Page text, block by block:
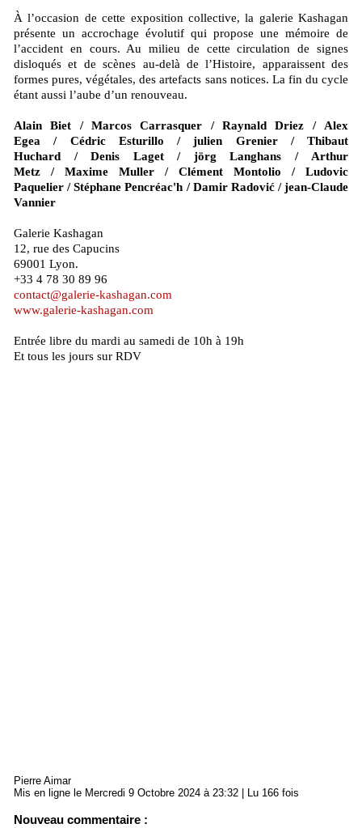
À l’occasion de cette exposition collective, la galerie Kashagan
présente un accrochage évolutif qui propose une mémoire de
l’accident en cours. Au milieu de cette circulation de signes
disloqués et de scènes au-delà de l’Histoire, apparaissent des
formes pures, végétales, des artefacts sans notices. La fin du cycle
étant aussi l’aube d’un renouveau.
Alain Biet / Marcos Carrasquer / Raynald Driez / Alex
Egea / Cédric Esturillo / julien Grenier / Thibaut
Huchard / Denis Laget / jörg Langhans / Arthur
Metz / Maxime Muller / Clément Montolio / Ludovic
Paquelier / Stéphane Pencréac'h / Damir Radović / jean-Claude
Vannier
Galerie Kashagan
12, rue des Capucins
69001 Lyon.
+33 4 78 30 89 96
contact@galerie-kashagan.com
www.galerie-kashagan.com
Entrée libre du mardi au samedi de 10h à 19h
Et tous les jours sur RDV
Pierre Aimar
Mis en ligne le Mercredi 9 Octobre 2024 à 23:32 | Lu 166 fois
Nouveau commentaire :